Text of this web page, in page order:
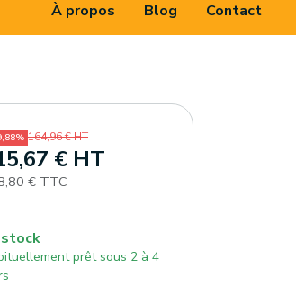
À propos Blog Contact
164,96 € HT
€ HT
€ TTC
stock
prêt sous 2 à 4